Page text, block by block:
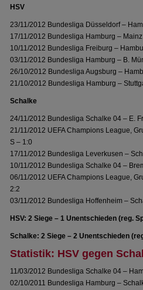
HSV
23/11/2012 Bundesliga Düsseldorf –
17/11/2012 Bundesliga Hamburg –
10/11/2012 Bundesliga Freiburg –
03/11/2012 Bundesliga Hamburg – B.
26/10/2012 Bundesliga Augsburg –
21/10/2012 Bundesliga Hamburg –
Schalke
24/11/2012 Bundesliga Schalke 04 – E.
21/11/2012 UEFA Champions League,
S – 1:0
17/11/2012 Bundesliga Leverkusen –
10/11/2012 Bundesliga Schalke 04 –
06/11/2012 UEFA Champions League,
2:2
03/11/2012 Bundesliga Hoffenheim –
HSV: 2 Siege – 1 Unentschieden (reg.
Schalke: 2 Siege – 2 Unentschieden
Statistik: HSV gegen
11/03/2012 Bundesliga Schalke 04 –
02/10/2011 Bundesliga Hamburg –